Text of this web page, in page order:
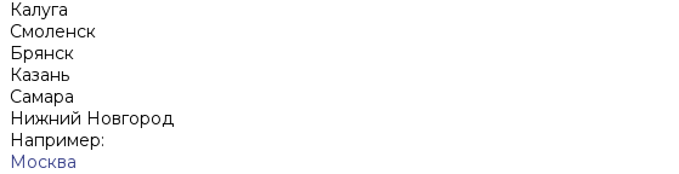
Калуга
Смоленск
Брянск
Казань
Самара
Нижний Новгород
Например:
Москва